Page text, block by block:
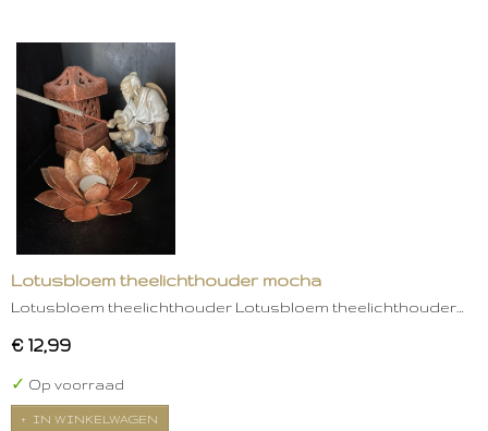
Lotusbloem theelichthouder mocha
Lotusbloem theelichthouder Lotusbloem theelichthouder…
€ 12,99
✓ Op voorraad
IN WINKELWAGEN